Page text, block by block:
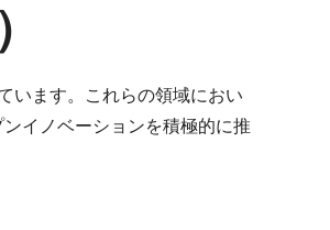
います。これらの領域におい
イノベーションを積極的に推